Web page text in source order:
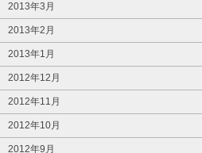
2013年3月
2013年2月
2013年1月
2012年12月
2012年11月
2012年10月
2012年9月